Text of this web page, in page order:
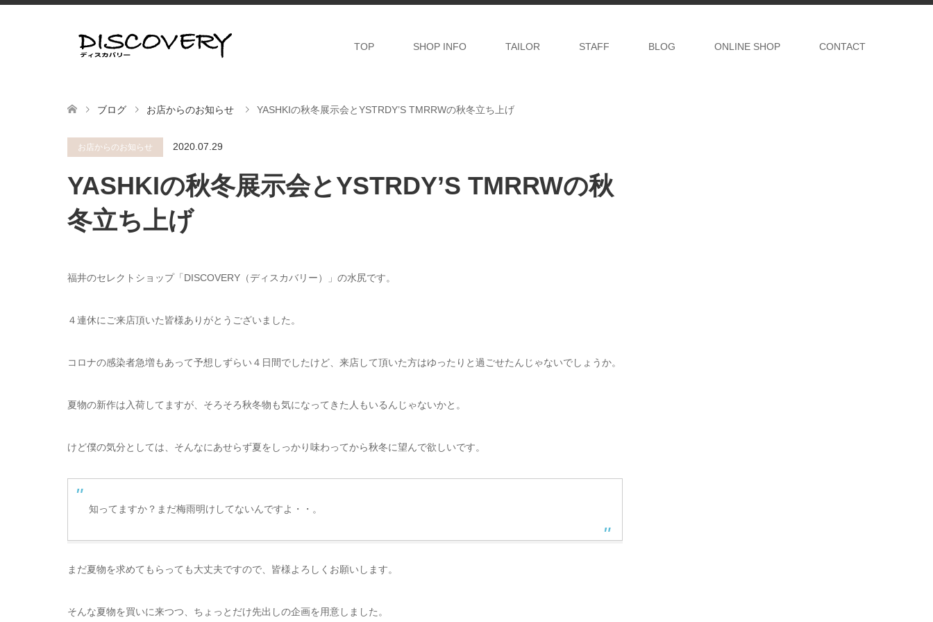
TOP SHOP INFO TAILOR STAFF BLOG ONLINE SHOP CONTACT
ブログ お店からのお知らせ YASHKIの秋冬展示会とYSTRDY’S TMRRWの秋冬立ち上げ
お店からのお知らせ 2020.07.29
YASHKIの秋冬展示会とYSTRDY’S TMRRWの秋
冬立ち上げ
福井のセレクトショップ「DISCOVERY（ディスカバリー）」の水尻です。
４連休にご来店頂いた皆様ありがとうございました。
コロナの感染者急増もあって予想しずらい４日間でしたけど、来店して頂いた方はゆったりと過ごせたんじゃないでしょうか。
夏物の新作は入荷してますが、そろそろ秋冬物も気になってきた人もいるんじゃないかと。
けど僕の気分としては、そんなにあせらず夏をしっかり味わってから秋冬に望んで欲しいです。
知ってますか？まだ梅雨明けしてないんですよ・・。
まだ夏物を求めてもらっても大丈夫ですので、皆様よろしくお願いします。
そんな夏物を買いに来つつ、ちょっとだけ先出しの企画を用意しました。